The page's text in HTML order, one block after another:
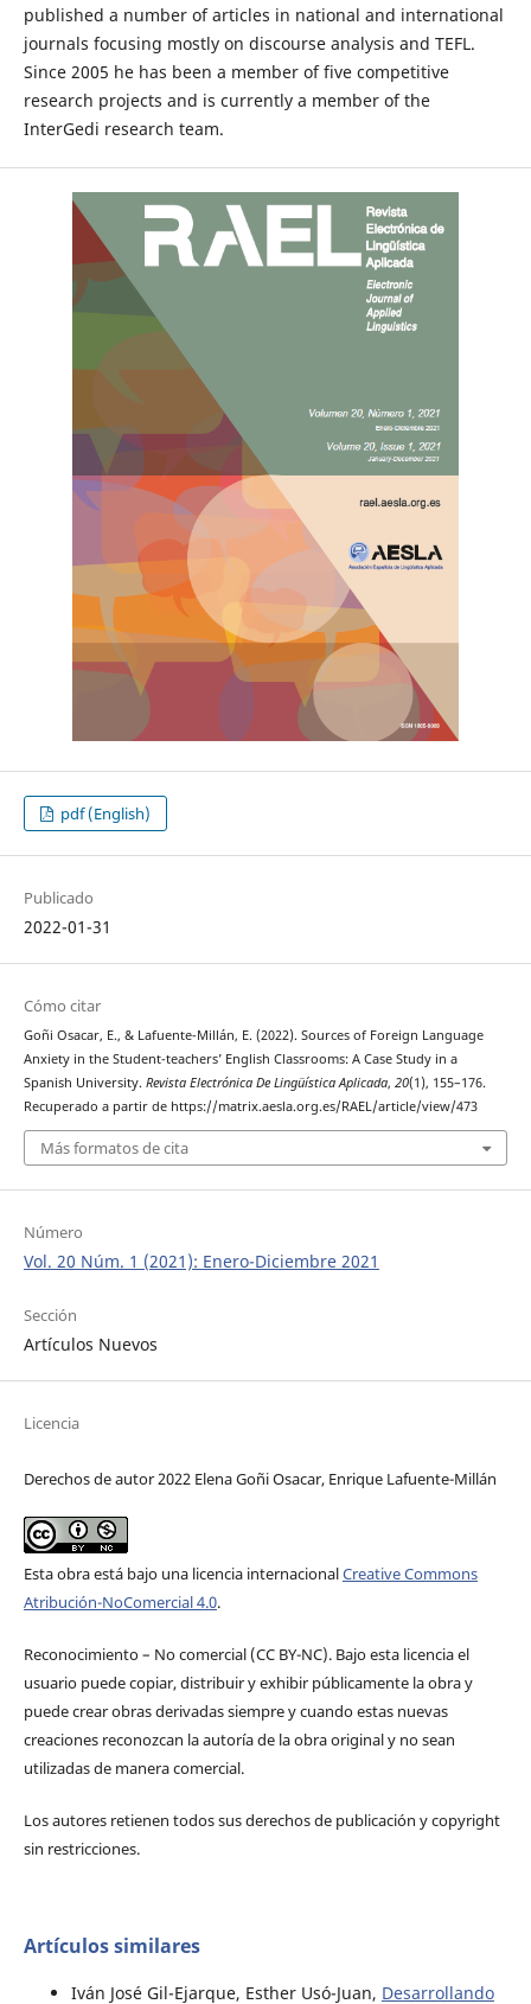
published a number of articles in national and international
journals focusing mostly on discourse analysis and TEFL.
Since 2005 he has been a member of five competitive
research projects and is currently a member of the
InterGedi research team.
pdf (English)
Publicado
2022-01-31
Cómo citar
Goñi Osacar, E., & Lafuente-Millán, E. (2022). Sources of Foreign Language
Anxiety in the Student-teachers’ English Classrooms: A Case Study in a
Spanish University. Revista Electrónica De Lingüística Aplicada, 20(1), 155–176.
Recuperado a partir de https://matrix.aesla.org.es/RAEL/article/view/473
Más formatos de cita
Número
Vol. 20 Núm. 1 (2021): Enero-Diciembre 2021
Sección
Artículos Nuevos
Licencia
Derechos de autor 2022 Elena Goñi Osacar, Enrique Lafuente-Millán
Esta obra está bajo una licencia internacionalCreative Commons
Atribución-NoComercial 4.0.
Reconocimiento – No comercial (CC BY-­NC). Bajo esta licencia el
usuario puede copiar, distribuir y exhibir públicamente la obra y
puede crear obras derivadas siempre y cuando estas nuevas
creaciones reconozcan la autoría de la obra original y no sean
utilizadas de manera comercial.
Los autores retienen todos sus derechos de publicación y copyright
sin restricciones.
Artículos similares
Iván José Gil-Ejarque, Esther Usó-Juan, Desarrollando